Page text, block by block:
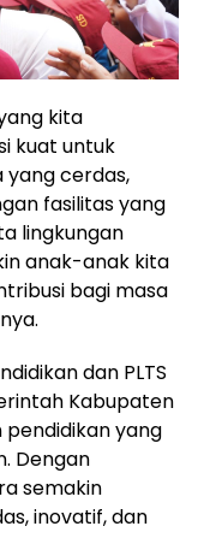
kita
kuat untuk
yang cerdas,
fasilitas yang
lingkungan
anak-anak kita
bagi masa
dan PLTS
Kabupaten
pendidikan yang
Dengan
semakin
inovatif, dan